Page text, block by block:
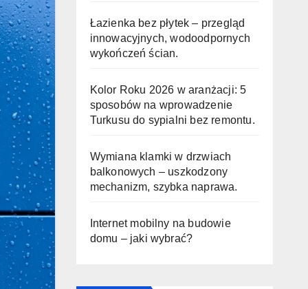
Łazienka bez płytek – przegląd
innowacyjnych, wodoodpornych
wykończeń ścian.
Kolor Roku 2026 w aranżacji: 5
sposobów na wprowadzenie
Turkusu do sypialni bez remontu.
Wymiana klamki w drzwiach
balkonowych – uszkodzony
mechanizm, szybka naprawa.
Internet mobilny na budowie
domu – jaki wybrać?